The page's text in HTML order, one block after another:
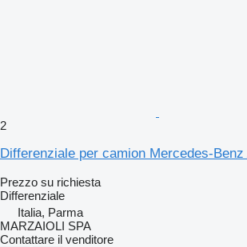
2
Differenziale per camion Mercedes-Benz
Prezzo su richiesta
Differenziale
Italia, Parma
MARZAIOLI SPA
Contattare il venditore